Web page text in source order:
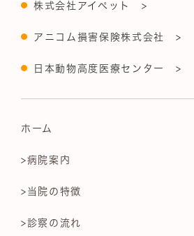
株式会社アイペット >
アニコム損害保険株式会社 >
日本動物高度医療センター >
ホーム
>病院案内
>当院の特徴
>診察の流れ